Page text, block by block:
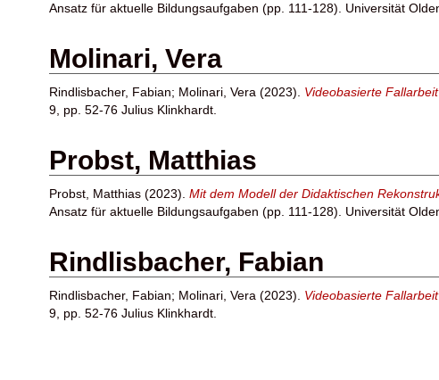
Ansatz für aktuelle Bildungsaufgaben (pp. 111-128). Universität
Molinari, Vera
Rindlisbacher, Fabian; Molinari, Vera (2023). Videobasierte
9, pp. 52-76 Julius Klinkhardt.
Probst, Matthias
Probst, Matthias (2023). Mit dem Modell der Didaktischen
Ansatz für aktuelle Bildungsaufgaben (pp. 111-128). Universität
Rindlisbacher, Fabian
Rindlisbacher, Fabian; Molinari, Vera (2023). Videobasierte
9, pp. 52-76 Julius Klinkhardt.